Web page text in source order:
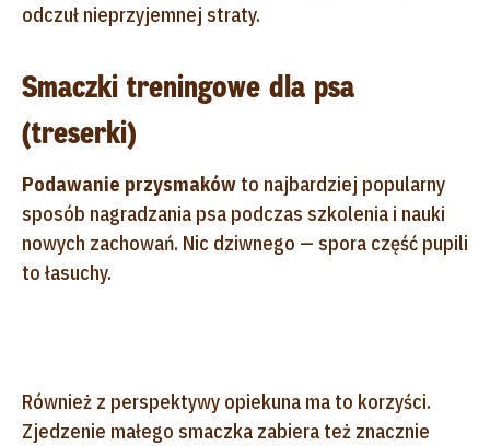
odczuł nieprzyjemnej straty.
Smaczki treningowe dla psa
(treserki)
Podawanie przysmaków to najbardziej popularny
sposób nagradzania psa podczas szkolenia i nauki
nowych zachowań. Nic dziwnego — spora część pupili
to łasuchy.
Również z perspektywy opiekuna ma to korzyści.
Zjedzenie małego smaczka zabiera też znacznie